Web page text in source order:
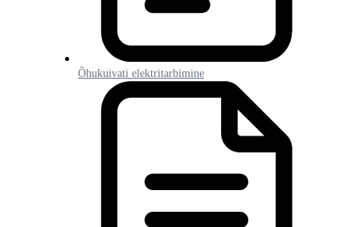
Õhukuivati elektritarbimine